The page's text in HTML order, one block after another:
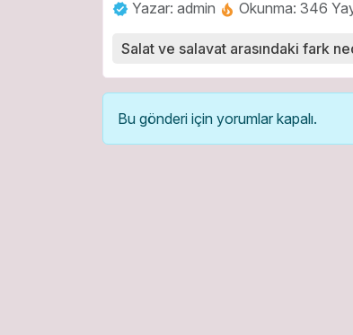
Yazar: admin
Okunma: 346
Salat ve salavat arasındaki fark
Bu gönderi için yorumlar kapalı.